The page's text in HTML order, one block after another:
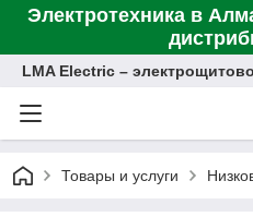
Электротехника в
LMA Electric –
Товары и услуги